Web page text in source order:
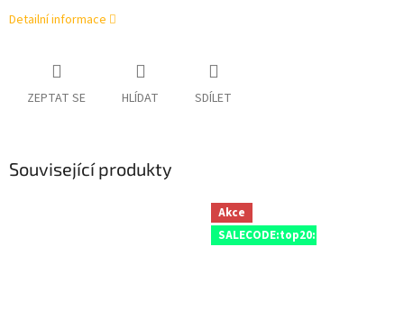
Detailní informace
ZEPTAT SE HLÍDAT SDÍLET
Související produkty
Akce
SALECODE:top20:20:%